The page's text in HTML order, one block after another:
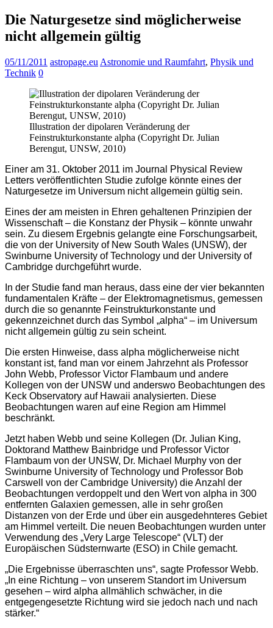
Die Naturgesetze sind möglicherweise
nicht allgemein gültig
05/11/2011 astropage.eu Astronomie und Raumfahrt, Physik und
Technik 0
Illustration der dipolaren Veränderung der
Feinstrukturkonstante alpha (Copyright Dr. Julian
Berengut, UNSW, 2010)
Einer am 31. Oktober 2011 im Journal Physical Review
Letters veröffentlichten Studie zufolge könnte eines der
Naturgesetze im Universum nicht allgemein gültig sein.
Eines der am meisten in Ehren gehaltenen Prinzipien der
Wissenschaft – die Konstanz der Physik – könnte unwahr
sein. Zu diesem Ergebnis gelangte eine Forschungsarbeit,
die von der University of New South Wales (UNSW), der
Swinburne University of Technology und der University of
Cambridge durchgeführt wurde.
In der Studie fand man heraus, dass eine der vier bekannten
fundamentalen Kräfte – der Elektromagnetismus, gemessen
durch die so genannte Feinstrukturkonstante und
gekennzeichnet durch das Symbol „alpha“ – im Universum
nicht allgemein gültig zu sein scheint.
Die ersten Hinweise, dass alpha möglicherweise nicht
konstant ist, fand man vor einem Jahrzehnt als Professor
John Webb, Professor Victor Flambaum und andere
Kollegen von der UNSW und anderswo Beobachtungen des
Keck Observatory auf Hawaii analysierten. Diese
Beobachtungen waren auf eine Region am Himmel
beschränkt.
Jetzt haben Webb und seine Kollegen (Dr. Julian King,
Doktorand Matthew Bainbridge und Professor Victor
Flambaum von der UNSW, Dr. Michael Murphy von der
Swinburne University of Technology und Professor Bob
Carswell von der Cambridge University) die Anzahl der
Beobachtungen verdoppelt und den Wert von alpha in 300
entfernten Galaxien gemessen, alle in sehr großen
Distanzen von der Erde und über ein ausgedehnteres Gebiet
am Himmel verteilt. Die neuen Beobachtungen wurden unter
Verwendung des „Very Large Telescope“ (VLT) der
Europäischen Südsternwarte (ESO) in Chile gemacht.
„Die Ergebnisse überraschten uns“, sagte Professor Webb.
„In eine Richtung – von unserem Standort im Universum
gesehen – wird alpha allmählich schwächer, in die
entgegengesetzte Richtung wird sie jedoch nach und nach
stärker.“